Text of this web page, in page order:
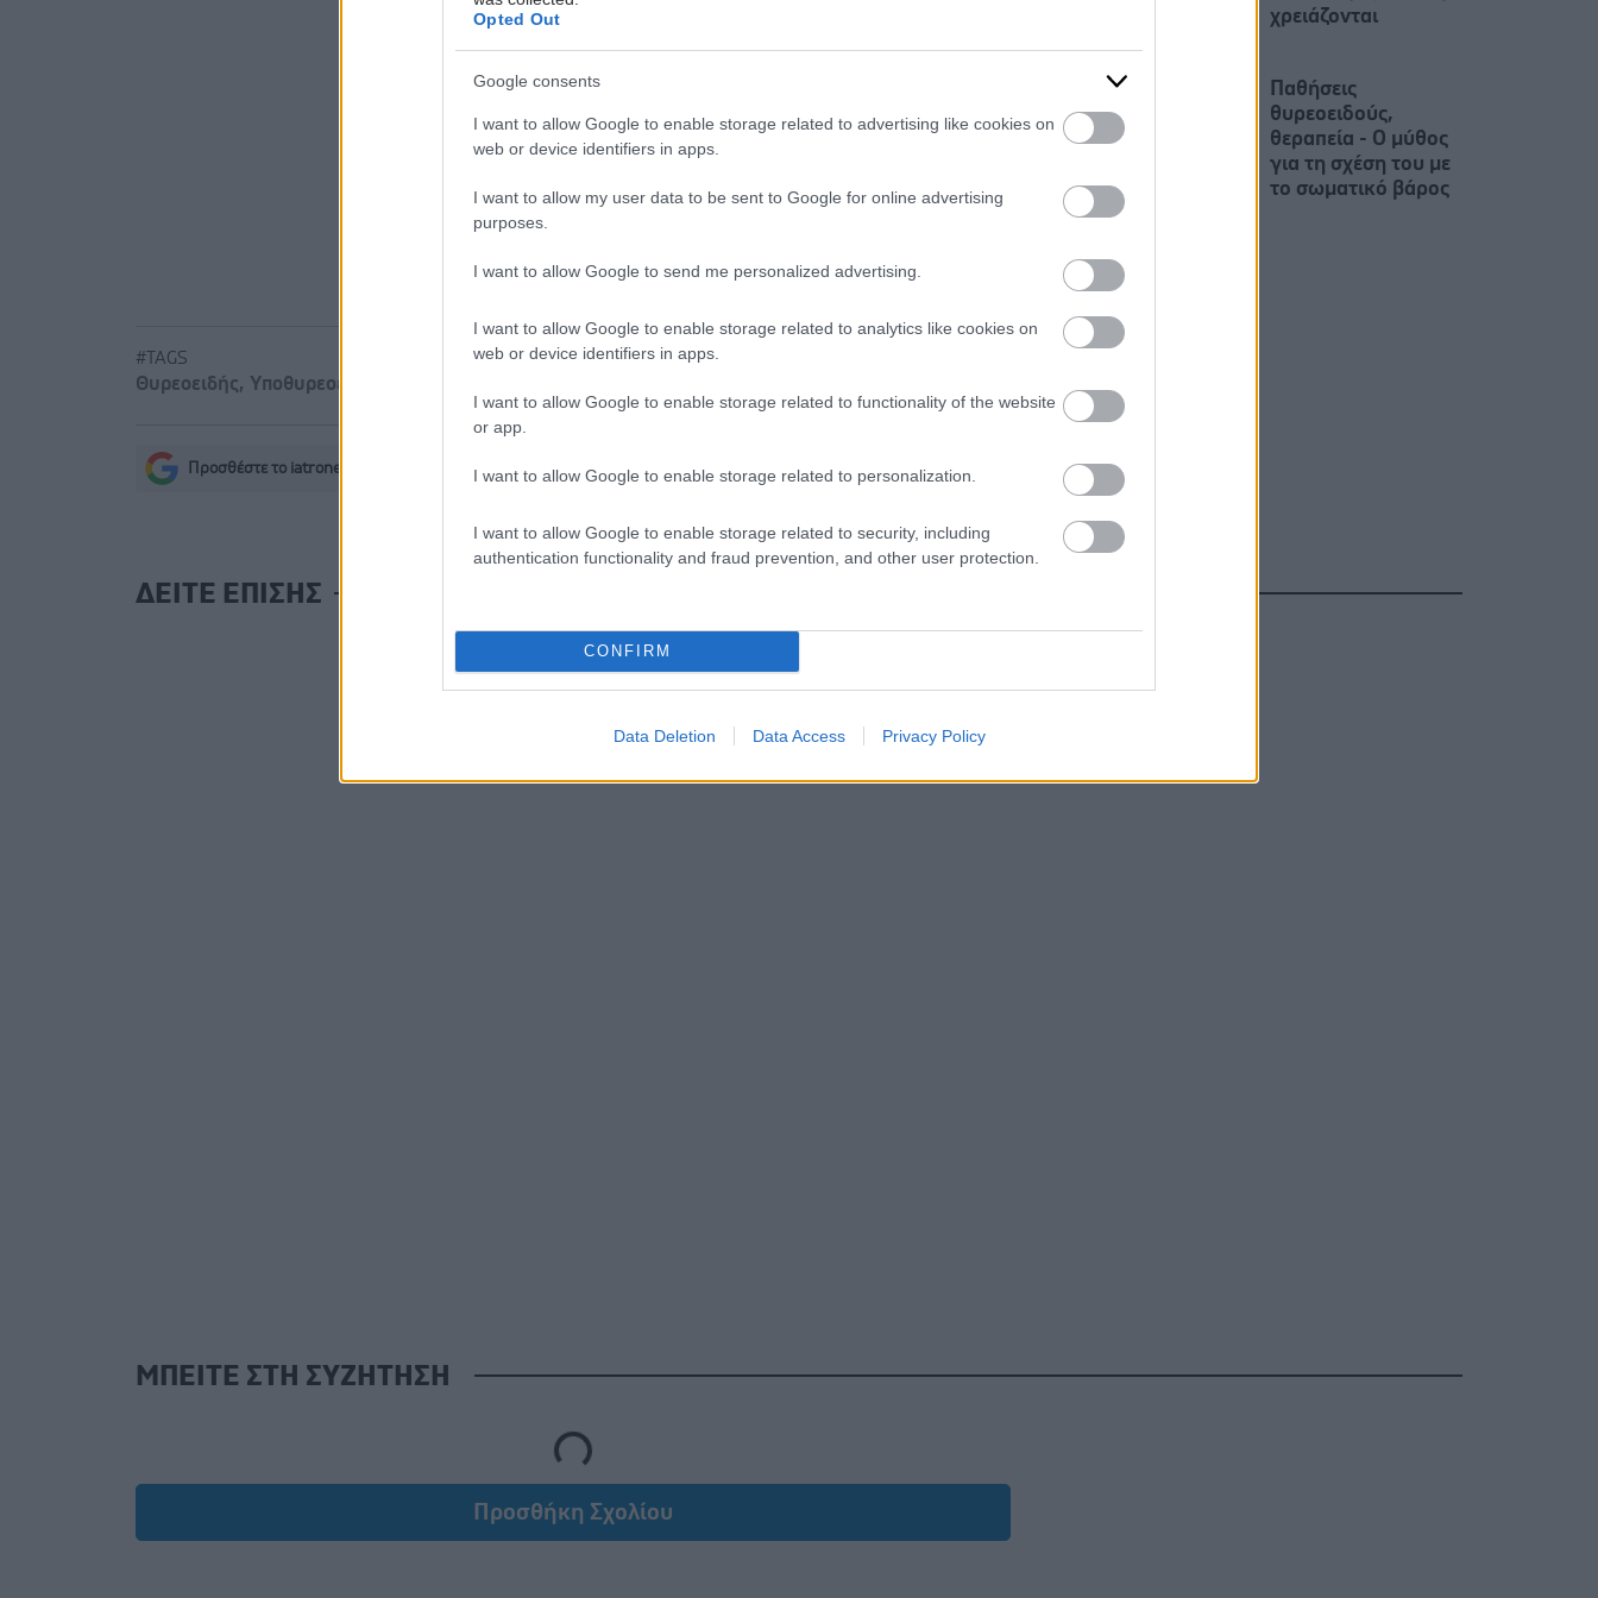
Opted Out
Google consents
I want to allow Google to enable storage related to advertising like cookies on
web or device identifiers in apps.
I want to allow my user data to be sent to Google for online advertising
purposes.
I want to allow Google to send me personalized advertising.
I want to allow Google to enable storage related to analytics like cookies on
web or device identifiers in apps.
I want to allow Google to enable storage related to functionality of the website
or app.
I want to allow Google to enable storage related to personalization.
I want to allow Google to enable storage related to security, including
authentication functionality and fraud prevention, and other user protection.
CONFIRM
Data Deletion Data Access Privacy Policy
Το νέο στοίχημα της ΜΕΒΓΑΛ βρίσκεται εκτός συνόρων
Κελσίου
Αδιαμφισβήτητος ηγέτης στις μεταμοσχεύσεις στην Ευρώπη
#TAGS
Θυρεοειδής, Υποθυρεοειδισμός
Προσθέστε το iatronet.gr στο Discover
shares
χρειάζονται
Παθήσεις
θυρεοειδούς,
θεραπεία - Ο μύθος
για τη σχέση του με
το σωματικό βάρος
ΔΕΙΤΕ ΕΠΙΣΗΣ
ΜΠΕΙΤΕ ΣΤΗ ΣΥΖΗΤΗΣΗ Loading...
Προσθήκη Σχολίου